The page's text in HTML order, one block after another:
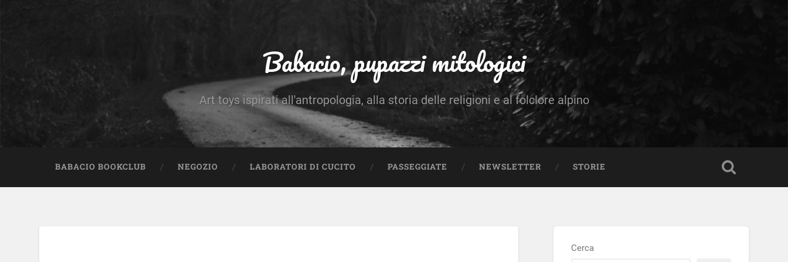
Babacio, pupazzi mitologici
Art toys ispirati all'antropologia, alla storia delle religioni e al folclore alpino
BABACIO BOOKCLUB NEGOZIO LABORATORI DI CUCITO PASSEGGIATE NEWSLETTER STORIE
Cerca